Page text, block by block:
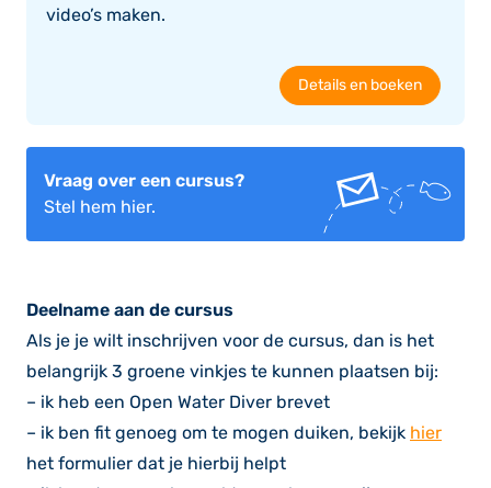
video’s maken.
Details en boeken
Vraag over een cursus?
Stel hem hier.
Deelname aan de cursus
Als je je wilt inschrijven voor de cursus, dan is het
belangrijk 3 groene vinkjes te kunnen plaatsen bij:
– ik heb een Open Water Diver brevet
– ik ben fit genoeg om te mogen duiken, bekijk hier
het formulier dat je hierbij helpt